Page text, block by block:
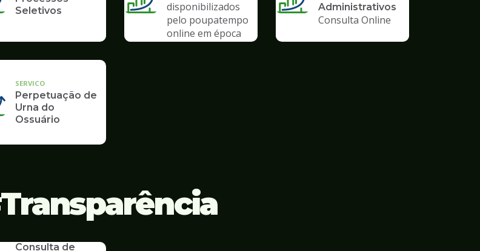
Seletivos
disponibilizados
pelo poupatempo
online em época
Administrativos
Consulta Online
SERVICO
Perpetuação de
Urna do
Ossuário
Transparência
Consulta de